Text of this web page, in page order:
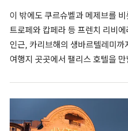
이 밖에도 쿠르슈벨과 메제브를
트로페와 캅페라 등 프렌치 리비
인근, 카리브해의 생바르텔레미까
여행지 곳곳에서 팰리스 호텔을